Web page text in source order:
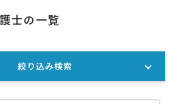
士の一覧
絞り込み検索